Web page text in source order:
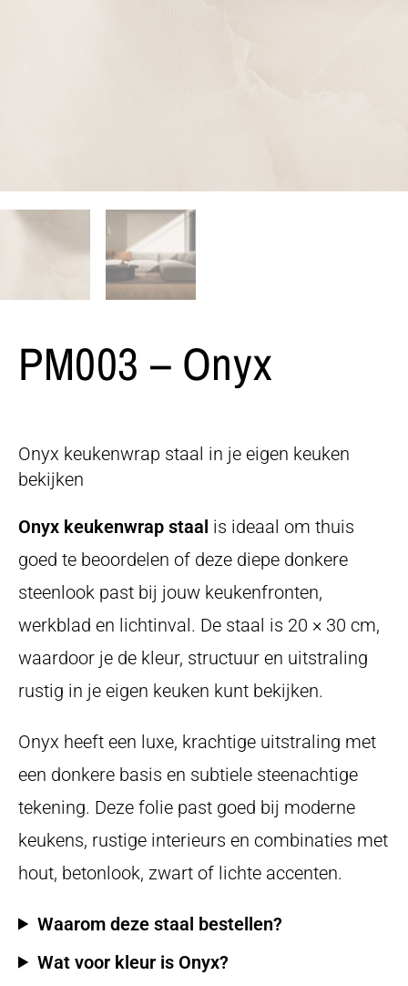
PM003 – Onyx
Onyx keukenwrap staal in je eigen keuken
bekijken
Onyx keukenwrap staal is ideaal om thuis
goed te beoordelen of deze diepe donkere
steenlook past bij jouw keukenfronten,
werkblad en lichtinval. De staal is 20 × 30 cm,
waardoor je de kleur, structuur en uitstraling
rustig in je eigen keuken kunt bekijken.
Onyx heeft een luxe, krachtige uitstraling met
een donkere basis en subtiele steenachtige
tekening. Deze folie past goed bij moderne
keukens, rustige interieurs en combinaties met
hout, betonlook, zwart of lichte accenten.
Waarom deze staal bestellen?
Wat voor kleur is Onyx?